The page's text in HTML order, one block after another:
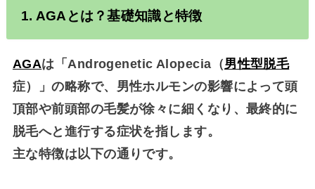
1. AGA とは？基礎知識と特徴
AGAは「Androgenetic Alopecia（男性型脱毛
症）」の略称で、男性ホルモンの影響によって頭
頂部や前頭部の毛髪が徐々に細くなり、最終的に
脱毛へと進行する症状を指します。
主な特徴は以下の通りです。